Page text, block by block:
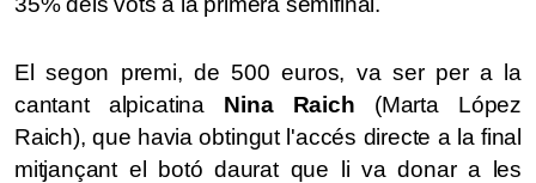
El segon premi, de 500 euros, va ser per a la
cantant alpicatina Nina Raich (Marta López
Raich), que havia obtingut l'accés directe a la final
mitjançant el botó daurat que li va donar a les